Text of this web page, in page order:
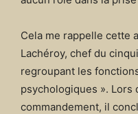
Cela me rappelle cette
Lachéroy, chef du
regroupant les
psychologiques ». Lors
commandement, il